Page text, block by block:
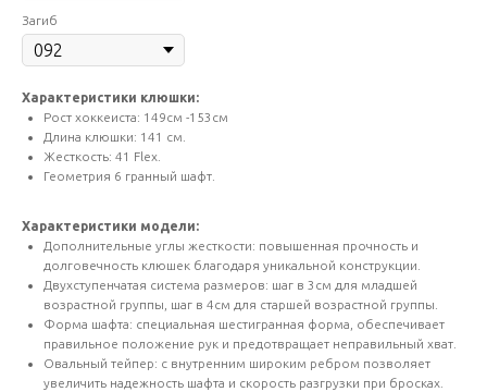
Загиб
Характеристики клюшки:
Рост хоккеиста: 149см -153см
Длина клюшки: 141 см.
Жесткость: 41 Flex.
Геометрия 6 гранный шафт.
Характеристики модели:
Дополнительные углы жесткости: повышенная прочность и
долговечность клюшек благодаря уникальной конструкции.
Двухступенчатая система размеров: шаг в 3см для младшей
возрастной группы, шаг в 4см для старшей возрастной группы.
Форма шафта: специальная шестигранная форма, обеспечивает
правильное положение рук и предотвращает неправильный хват.
Овальный тейпер: с внутренним широким ребром позволяет
увеличить надежность шафта и скорость разгрузки при бросках.